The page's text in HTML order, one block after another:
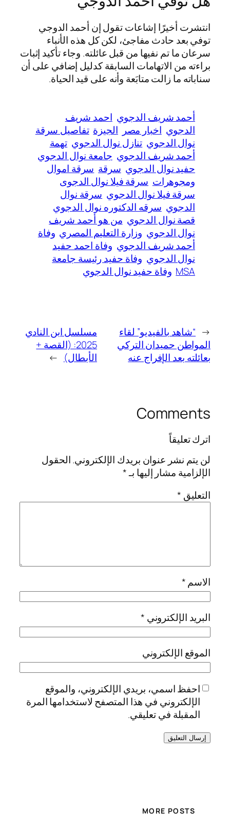
انتشرت أخيرًا إشاعات تقول إن أحمد الدوجي
توفي بعد حادث مفاجئ، لكن كل هذه الأنباء
سرعان ما تم نفيها من قبل عائلته. وجاء تأكيد إثبات
براءته من الاتهامات السابقة كدليل إضافي على أن
سناباته ما زالت متابَعة وأنه على قيد الحياة.
أحمد شريف الدجوي احمد شريف
الدجوي اخبار مصر الجيزة تفاصيل سرقة
نوال الدجوي تنازل نوال الدجوي تهمة
أحمد شريف الدجوي جامعة نوال الدجوي
حفيد نوال الدجوي سرقة سرقة اموال
ومجوهرات سرقة فيلا نوال الدجوى
سرقة فيلا نوال الدجوي سرقة نوال
الدجوي سرقه الدكتوره نوال الدجوي
قصة نوال الدجوي من هو أحمد شريف
نوال الدجوي وزارة التعليم المصري وفاة
أحمد شريف الدجوي وفاة احمد حفيد
نوال الدجوي وفاة حفيد رئيسة جامعة
MSA وفاة حفيد نوال الدجوي
← “شاهد بالفيديو” لقاء
المواطن حميدان التركي
بعائلته بعد الإفراج عنه
مسلسل ابن النادي
2025: (القصة +
الأبطال) →
Comments
اترك تعليقاً
لن يتم نشر عنوان بريدك الإلكتروني.الحقول
الإلزامية مشار إليها بـ*
التعليق *
الاسم*
البريد الإلكتروني *
الموقع الإلكتروني
احفظ اسمي، بريدي الإلكتروني، والموقع
الإلكتروني في هذا المتصفح لاستخدامها المرة
المقبلة في تعليقي.
MORE POSTS